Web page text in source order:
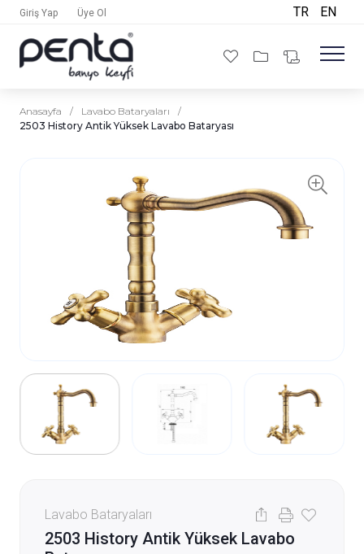
Giriş Yap Üye Ol TR EN
Anasayfa / Lavabo Bataryaları
/
2503 History Antik Yüksek Lavabo Bataryası
Lavabo Bataryaları
2503 History Antik Yüksek Lavabo